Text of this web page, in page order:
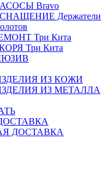
Bravo
Держатели
Три Кита
Три Кита
ИЗ КОЖИ
ИЗ МЕТАЛЛА
ДОСТАВКА